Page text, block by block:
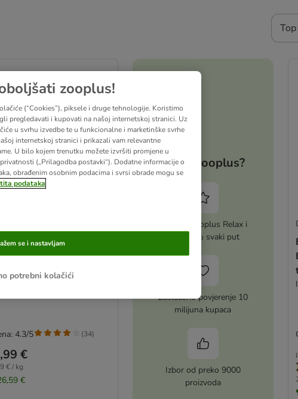
Cat Pouch 16 x 70 g
i sitna riba (mlade ribice)
€
€ / kg
€
4.3/5 (34)
Zašto zooplus?
Aktiviraj zooplus Relax i
uštedi 5% svaki put
Zasluženo povjerenje 10
milijuna kupaca
Izbor od preko 9000
proizvoda
zooplus!
(“Cookies”), piksele i druge tehnologije. Koristimo
pregledavati i kupovati na našoj internetskoj stranici. Uz
u svrhu izvedbe te u funkcionalne i marketinške svrhe
internetskoj stranici i prikazali vam relevantne
U bilo kojem trenutku možete izvršiti promjene u
(„Prilagodba postavki“). Dodatne informacije o
obrađenim osobnim podacima i svrsi obrade mogu se
podataka
potrebni kolačići
se i nastavljam